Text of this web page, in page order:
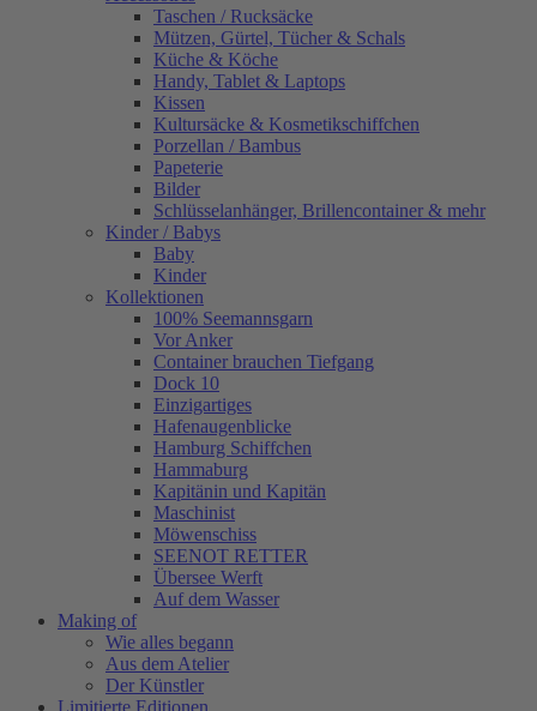
Taschen / Rucksäcke
Mützen, Gürtel, Tücher & Schals
Küche & Köche
Handy, Tablet & Laptops
Kissen
Kultursäcke & Kosmetikschiffchen
Porzellan / Bambus
Papeterie
Bilder
Schlüsselanhänger, Brillencontainer & mehr
Kinder / Babys
Baby
Kinder
Kollektionen
100% Seemannsgarn
Vor Anker
Container brauchen Tiefgang
Dock 10
Einzigartiges
Hafenaugen­blicke
Hamburg Schiffchen
Hammaburg
Kapitänin und Kapitän
Maschinist
Möwenschiss
SEENOT RETTER
Übersee Werft
Auf dem Wasser
Making of
Wie alles begann
Aus dem Atelier
Der Künstler
Limitierte Editionen